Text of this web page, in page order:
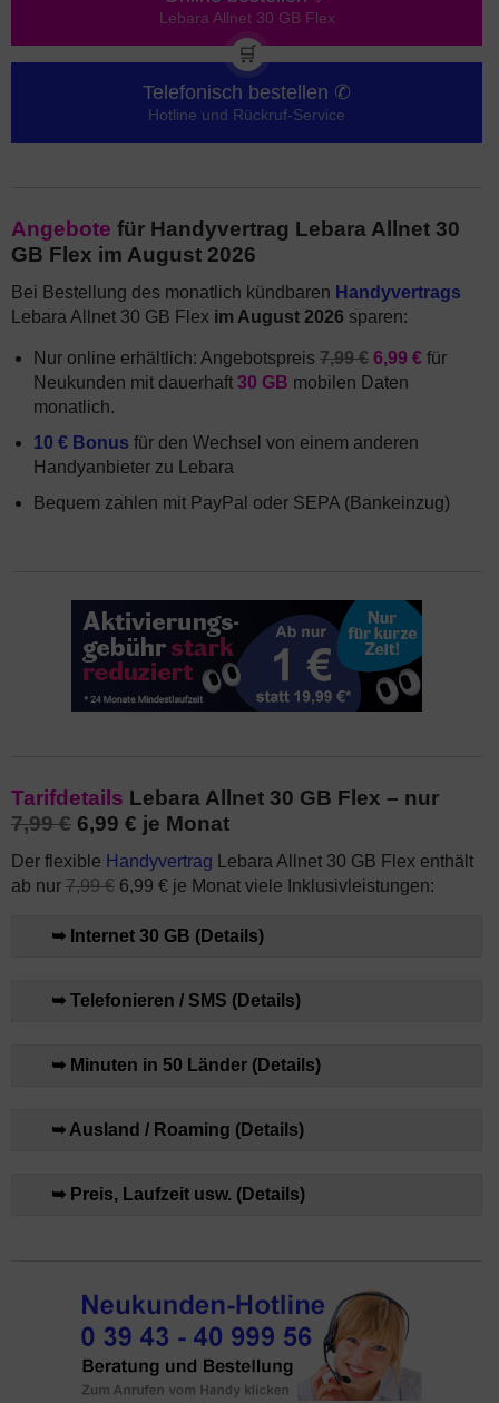
Lebara Allnet 30 GB Flex
🛒
Telefonisch bestellen ✆
Hotline und Rückruf-Service
Angebote für Handyvertrag Lebara Allnet 30
GB Flex im August 2026
Bei Bestellung des monatlich kündbaren Handyvertrags
Lebara Allnet 30 GB Flex im August 2026 sparen:
Nur online erhältlich: Angebotspreis 7,99 € 6,99 € für
Neukunden mit dauerhaft 30 GB mobilen Daten
monatlich.
10 € Bonus für den Wechsel von einem anderen
Handyanbieter zu Lebara
Bequem zahlen mit PayPal oder SEPA (Bankeinzug)
Tarifdetails Lebara Allnet 30 GB Flex – nur
7,99 € 6,99 € je Monat
Der flexible Handyvertrag Lebara Allnet 30 GB Flex enthält
ab nur 7,99 € 6,99 € je Monat viele Inklusivleistungen:
➥ Internet 30 GB (Details)
➥ Telefonieren / SMS (Details)
➥ Minuten in 50 Länder (Details)
➥ Ausland / Roaming (Details)
➥ Preis, Laufzeit usw. (Details)